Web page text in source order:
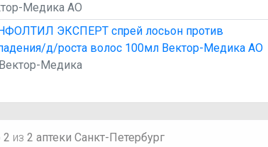
Медика АО
ЭКСПЕРТ спрей лосьон против
д/роста волос 100мл Вектор-Медика АО
Медика
2 из 2 аптеки Санкт-Петербург